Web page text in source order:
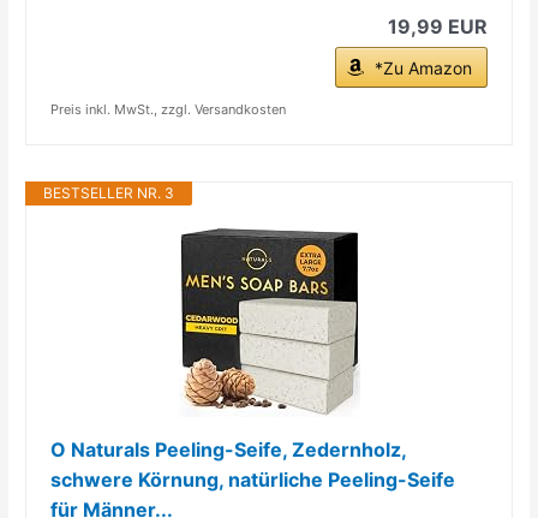
19,99 EUR
*Zu Amazon
Preis inkl. MwSt., zzgl. Versandkosten
BESTSELLER NR. 3
O Naturals Peeling-Seife, Zedernholz,
schwere Körnung, natürliche Peeling-Seife
für Männer...